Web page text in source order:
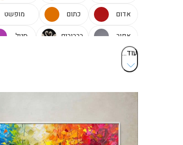
אדום כתום מופשט
אפור ברבורים סגול
שקיעה
טיגריס זוגיות
עוד...